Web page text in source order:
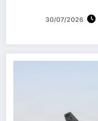
30/07/2026